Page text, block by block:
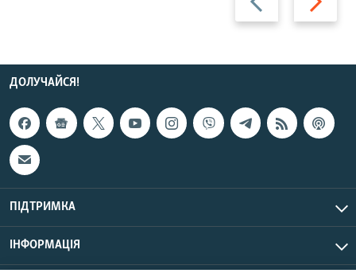
ДОЛУЧАЙСЯ!
ПІДТРИМКА
ІНФОРМАЦІЯ